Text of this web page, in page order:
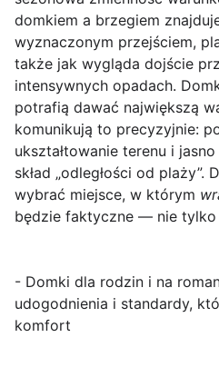
domkiem a brzegiem
wyznaczonym przejściem,
także jak wygląda dojście
intensywnych opadach.
potrafią dawać największą
komunikują to precyzyjnie:
ukształtowanie terenu i
skład „odległości od plaży”.
wybrać miejsce, w którym
będzie faktyczne — nie tylko
- Domki dla rodzin i na
udogodnienia i standardy,
komfort